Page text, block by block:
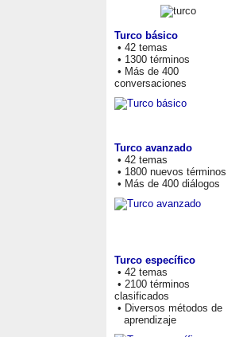
Turco básico
• 42 temas
• 1300 términos
• Más de 400
conversaciones
Turco avanzado
• 42 temas
• 1800 nuevos términos
• Más de 400 diálogos
Turco específico
• 42 temas
• 2100 términos
clasificados
• Diversos métodos de
aprendizaje